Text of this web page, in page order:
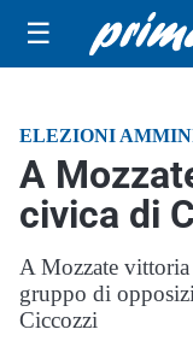
☰
ELEZIONI
A
civica di
A Mozzate vittoria
gruppo di
Ciccozzi